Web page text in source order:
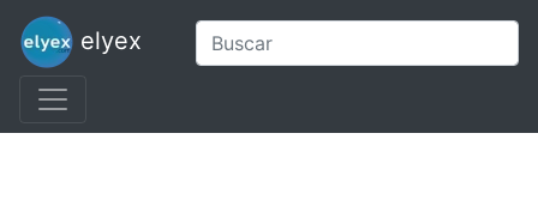
elyex